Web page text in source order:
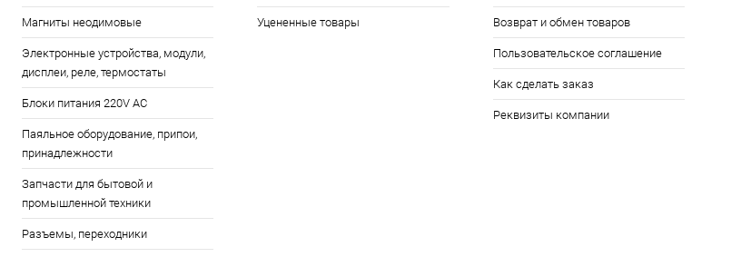
Магниты неодимовые
Электронные устройства, модули,
дисплеи, реле, термостаты
Блоки питания 220V AC
Паяльное оборудование, припои,
принадлежности
Запчасти для бытовой и
промышленной техники
Разъемы, переходники
Уцененные товары Возврат и обмен товаров
Пользовательское соглашение
Как сделать заказ
Реквизиты компании